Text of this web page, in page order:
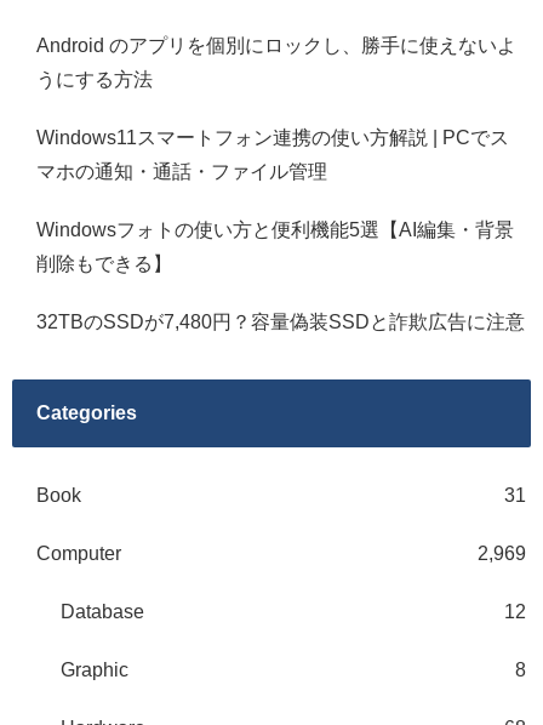
Android のアプリを個別にロックし、勝手に使えないよ
うにする方法
Windows11スマートフォン連携の使い方解説 | PCでス
マホの通知・通話・ファイル管理
Windowsフォトの使い方と便利機能5選【AI編集・背景
削除もできる】
32TBのSSDが7,480円？容量偽装SSDと詐欺広告に注意
Categories
Book 31
Computer 2,969
Database 12
Graphic 8